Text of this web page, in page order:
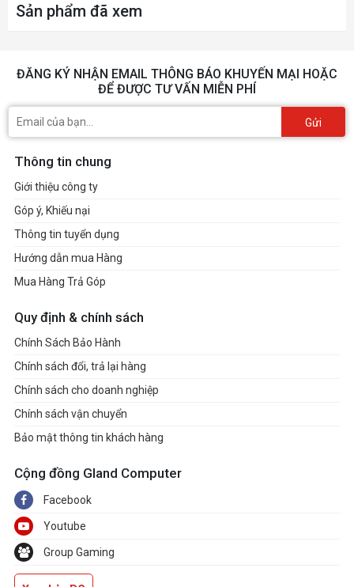
Sản phẩm đã xem
ĐĂNG KÝ NHẬN EMAIL THÔNG BÁO KHUYẾN MẠI HOẶC
ĐỂ ĐƯỢC TƯ VẤN MIỄN PHÍ
Gửi
Thông tin chung
Giới thiệu công ty
Góp ý, Khiếu nại
Thông tin tuyển dụng
Hướng dẫn mua Hàng
Mua Hàng Trả Góp
Quy định & chính sách
Chính Sách Bảo Hành
Chính sách đổi, trả lại hàng
Chính sách cho doanh nghiệp
Chính sách vận chuyển
Bảo mật thông tin khách hàng
Cộng đồng Gland Computer
Facebook
Youtube
Group Gaming